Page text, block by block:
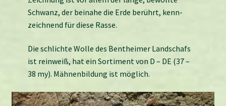
Schwanz, der beinahe die Erde berührt, kenn­
zeichnend für diese Rasse.
Die schlichte Wolle des Bent­heimer Land­schafs
ist rein­weiß, hat ein Sortiment von D – DE (37 –
38 my). Mähnen­bildung ist möglich.